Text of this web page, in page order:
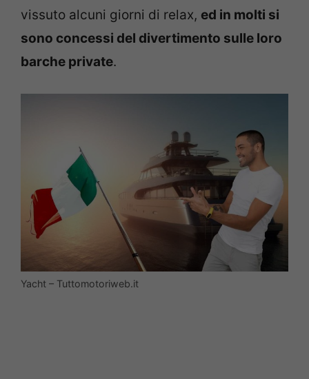
vissuto alcuni giorni di relax, ed in molti si
sono concessi del divertimento sulle loro
barche private.
Yacht – Tuttomotoriweb.it